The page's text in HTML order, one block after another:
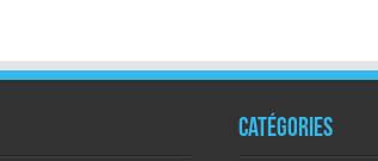
Catégories